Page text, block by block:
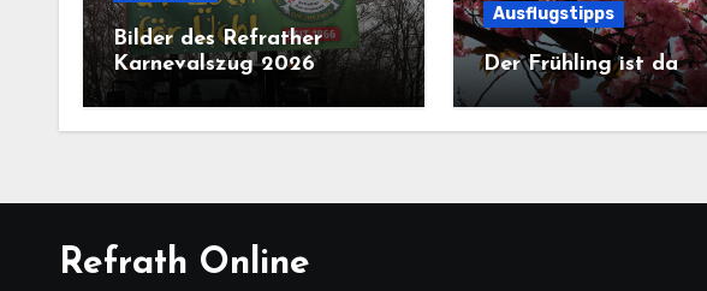
Bilder des Refrather
Karnevalszug 2026
Ausflugstipps
Der Frühling ist da
Refrath Online